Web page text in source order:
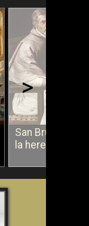
San Bruno
la herejía
>